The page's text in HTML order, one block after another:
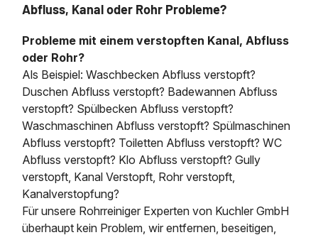
Abfluss, Kanal oder Rohr Probleme?
Probleme mit einem verstopften Kanal, Abfluss
oder Rohr?
Als Beispiel: Waschbecken Abfluss verstopft?
Duschen Abfluss verstopft? Badewannen Abfluss
verstopft? Spülbecken Abfluss verstopft?
Waschmaschinen Abfluss verstopft? Spülmaschinen
Abfluss verstopft? Toiletten Abfluss verstopft? WC
Abfluss verstopft? Klo Abfluss verstopft? Gully
verstopft, Kanal Verstopft, Rohr verstopft,
Kanalverstopfung?
Für unsere Rohrreiniger Experten von Kuchler GmbH
überhaupt kein Problem, wir entfernen, beseitigen,